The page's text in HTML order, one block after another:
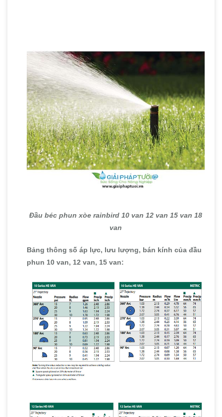
Đầu béc phun xòe rainbird 10 van 12 van 15 van 18
van
Bảng thông số áp lực, lưu lượng, bán kính của đầu
phun 10 van, 12 van, 15 van: